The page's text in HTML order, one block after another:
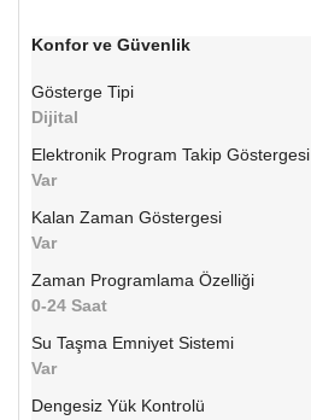
Konfor ve Güvenlik
Gösterge Tipi
Dijital
Elektronik Program Takip Göstergesi
Var
Kalan Zaman Göstergesi
Var
Zaman Programlama Özelliği
0-24 Saat
Su Taşma Emniyet Sistemi
Var
Dengesiz Yük Kontrolü